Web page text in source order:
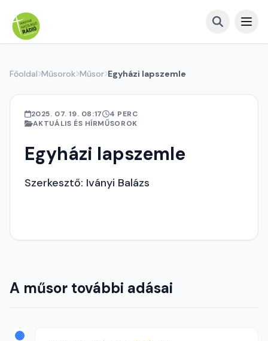
Főoldal Műsorok Műsor Egyházi lapszemle
2025. 07. 19. 08:17
4 PERC
AKTUÁLIS ÉS HÍRMŰSOROK
Egyházi lapszemle
Szerkesztő: Iványi Balázs
A műsor további adásai